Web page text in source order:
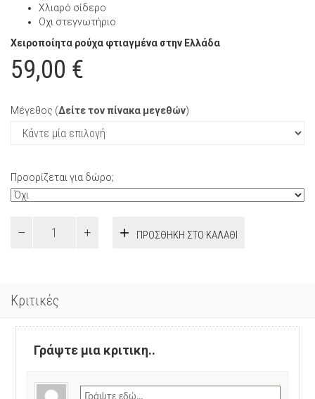
Χλιαρό σίδερο
Oχι στεγνωτήριο
Χειροποίητα ρούχα φτιαγμένα στην Ελλάδα
59,00 €
Μέγεθος (Δείτε τον πίνακα μεγεθών)
Προορίζεται για δώρο;
Εγκυμοσυνης
ποσότητα
ΠΡΟΣΘΉΚΗ ΣΤΟ ΚΑΛΆΘΙ
Κριτικές
Γράψτε μια κριτικη..